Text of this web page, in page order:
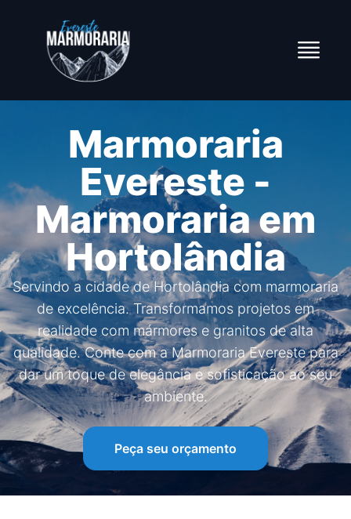
Marmoraria
Evereste -
Marmoraria em
Hortolândia
Servindo a cidade de Hortolândia com marmoraria
de excelência. Transformamos projetos em
realidade com mármores e granitos de alta
qualidade. Conte com a Marmoraria Evereste para
dar um toque de elegância e sofisticação ao seu
ambiente.
Peça seu orçamento